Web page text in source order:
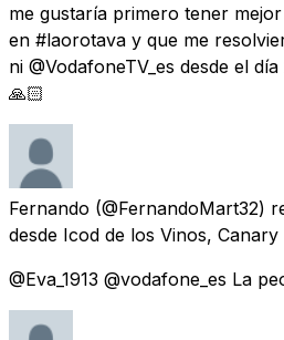
me gustaría primero tener
en #laorotava y que me
ni @VodafoneTV_es desde el
🙏🏻
Fernando (@FernandoMart32)
desde Icod de los Vinos, Canary
@Eva_1913 @vodafone_es La